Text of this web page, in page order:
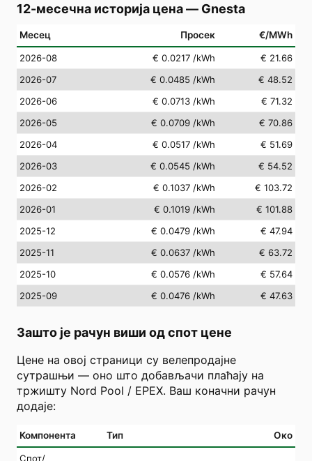
12-месечна историја цена— Gnesta
Месец Просек €/MWh
2026-08 € 0.0217 /kWh
€ 21.66
2026-07
€ 0.0485 /kWh
€ 48.52
2026-06
€ 0.0713 /kWh
€ 71.32
2026-05
€ 0.0709 /kWh
€ 70.86
2026-04
€ 0.0517 /kWh
€ 51.69
2026-03
€ 0.0545 /kWh
€ 54.52
2026-02
€ 0.1037 /kWh
€ 103.72
2026-01
€ 0.1019 /kWh
€ 101.88
2025-12
€ 0.0479 /kWh
€ 47.94
2025-11
€ 0.0637 /kWh
€ 63.72
2025-10
€ 0.0576 /kWh
€ 57.64
2025-09
€ 0.0476 /kWh € 47.63
Зашто је рачун виши од спот цене
Цене на овој страници су велепродајне
сутрашњи — оно што добављачи плаћају на
тржишту Nord Pool / EPEX. Ваш коначни рачун
додаје:
Компонента Тип Око
Спот/